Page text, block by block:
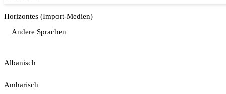
Horizontes (Import-Medien)
Andere Sprachen
Albanisch
Amharisch